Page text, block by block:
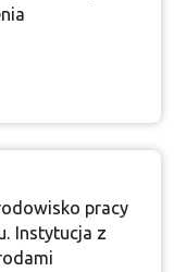
pracy
Instytucja z